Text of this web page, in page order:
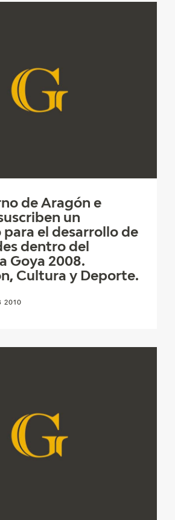
de Aragón e
un
para el desarrollo de
dentro del
Goya 2008.
Cultura y Deporte.
2010